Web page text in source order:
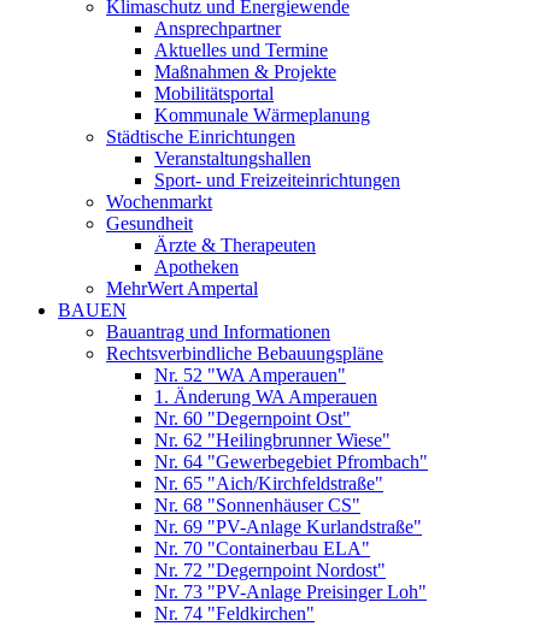
Klimaschutz und Energiewende
Ansprechpartner
Aktuelles und Termine
Maßnahmen & Projekte
Mobilitätsportal
Kommunale Wärmeplanung
Städtische Einrichtungen
Veranstaltungshallen
Sport- und Freizeiteinrichtungen
Wochenmarkt
Gesundheit
Ärzte & Therapeuten
Apotheken
MehrWert Ampertal
BAUEN
Bauantrag und Informationen
Rechtsverbindliche Bebauungspläne
Nr. 52 "WA Amperauen"
1. Änderung WA Amperauen
Nr. 60 "Degernpoint Ost"
Nr. 62 "Heilingbrunner Wiese"
Nr. 64 "Gewerbegebiet Pfrombach"
Nr. 65 "Aich/Kirchfeldstraße"
Nr. 68 "Sonnenhäuser CS"
Nr. 69 "PV-Anlage Kurlandstraße"
Nr. 70 "Containerbau ELA"
Nr. 72 "Degernpoint Nordost"
Nr. 73 "PV-Anlage Preisinger Loh"
Nr. 74 "Feldkirchen"